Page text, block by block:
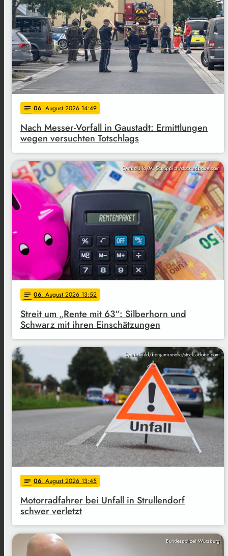
notes 06. August 2026 14:49
Nach Messer-Vorfall in Gaustadt: Ermittlungen
wegen versuchten Totschlags
Symbolbild/M. Schuppich/stock.adbobe.com
notes 06. August 2026 13:52
Streit um „Rente mit 63“: Silberhorn und
Schwarz mit ihren Einschätzungen
Symbolbild/benjaminnolte/stock.adobe.com
notes 06. August 2026 13:45
Motorradfahrer bei Unfall in Strullendorf
schwer verletzt
Bundespolizei Würzburg